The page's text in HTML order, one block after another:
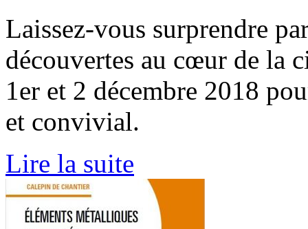
Laissez-vous surprendre
découvertes au cœur de la
1er et 2 décembre 2018
et convivial.
Lire la suite